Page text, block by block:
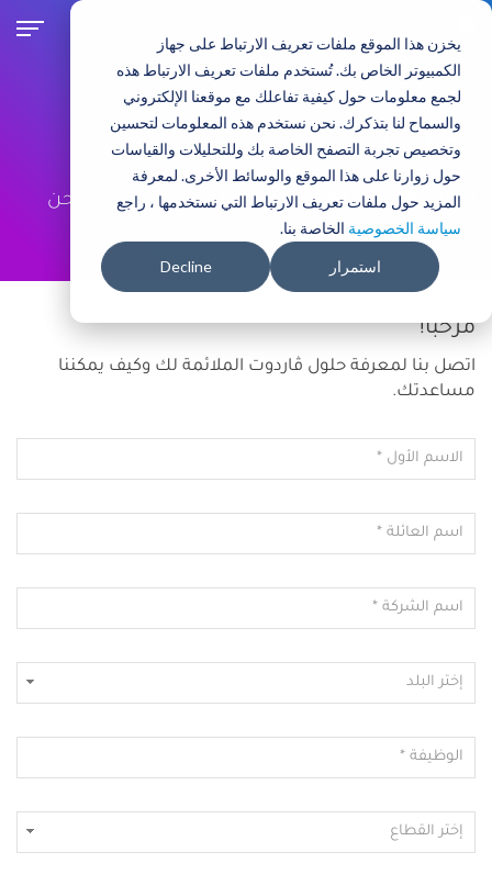
يخزن هذا الموقع ملفات تعريف الارتباط على جهاز
الكمبيوتر الخاص بك. تُستخدم ملفات تعريف الارتباط هذه
لجمع معلومات حول كيفية تفاعلك مع موقعنا الإلكتروني
والسماح لنا بتذكرك. نحن نستخدم هذه المعلومات لتحسين
وتخصيص تجربة التصفح الخاصة بك وللتحليلات والقياسات
حول زوارنا على هذا الموقع والوسائط الأخرى. لمعرفة
المزيد حول ملفات تعريف الارتباط التي نستخدمها ، راجع
سياسة الخصوصية الخاصة بنا.
استمرار Decline
إلى
المحتوى
الرئيسي
اتصل بنا
أسئلة؟ استفسارات؟ الدعم؟ فقط تريد الدردشة؟ نحن
جاهزون عبر جميع القنوات.
Secondary navigation menu
مرحبا!
اتصل بنا لمعرفة حلول ڤاردوت الملائمة لك وكيف يمكننا
مساعدتك.
الاسم اﻷول
اسم العائلة
اسم الشركة
البلد
الوظيفة
القطاع